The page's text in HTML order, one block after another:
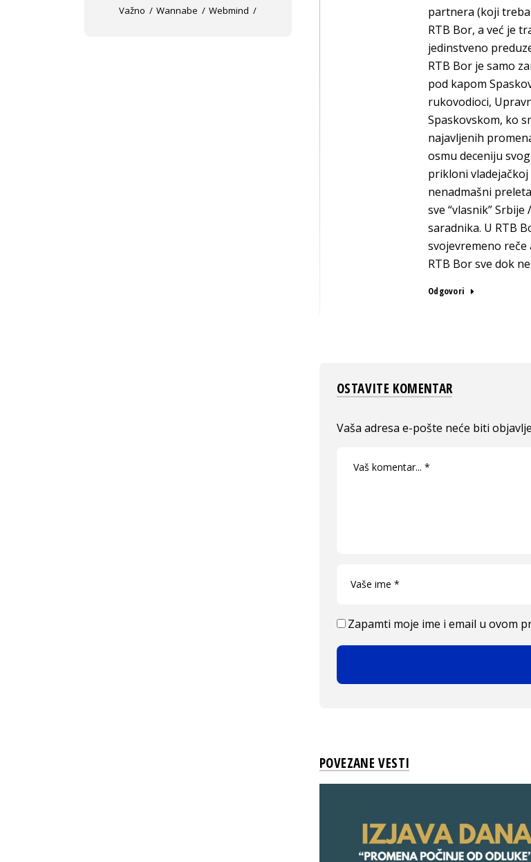
partnera (koji
RTB Bor, a već je
jedinstveno
RTB Bor je samo
pod kapom
rukovodioci,
Spaskovskom, ko
najavljenih
osmu deceniju
prikloni
nenadmašni
sve “vlasnik”
saradnika. U RTB
svojevremeno reče
RTB Bor sve dok
Odgovori
OSTAVITE KOMENTAR
Vaša adresa e-pošte neće biti
Zapamti moje ime i email u ovom
POVEZANE VESTI
Važno
Wannabe Webmind